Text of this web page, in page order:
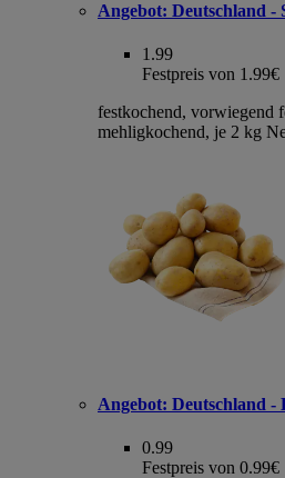
Angebot: Deutschland -
1.99
Festpreis von 1.99€
festkochend, vorwiegend
mehligkochend, je 2 kg
Angebot: Deutschland -
0.99
Festpreis von 0.99€